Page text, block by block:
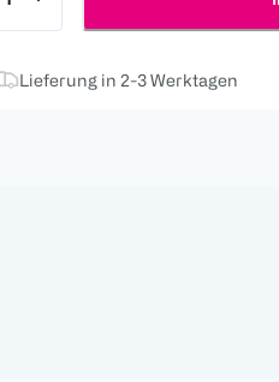
Lieferung in 2-3 Werktagen